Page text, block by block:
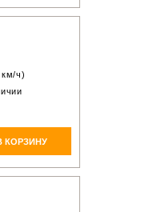
ч)
КОРЗИНУ